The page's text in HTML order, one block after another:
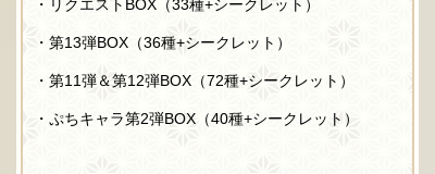
・リクエストBOX（33種+シークレット）
・第13弾BOX（36種+シークレット）
・第11弾＆第12弾BOX （72種+シークレット）
・ぷちキャラ第2弾BOX （40種+シークレット）